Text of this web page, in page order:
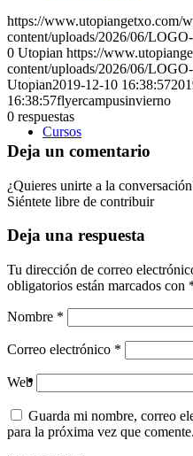
Cursos
Otros servicios
https://www.utopiangetxo.com/
content/uploads/2026/06/
0 Utopian https://
content/uploads/2026/06/
Utopian2019-12-10 16:38:57
16:38:57flyercampusinvierno
0 respuestas
Deja un comentario
¿Quieres unirte a la
Siéntete libre de contribuir
Deja una respuesta
Tu dirección de correo
obligatorios están marcados con
Nombre *
Correo electrónico *
Web
Guarda mi nombre, correo
para la próxima vez que comente.